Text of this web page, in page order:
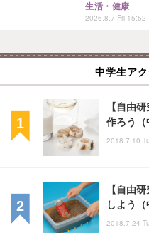
生活・健康
2026.8.7 Fri 15:52
中学生ア
【自由
作ろう（
2018.7.10
【自由
しよう（
2018.7.24